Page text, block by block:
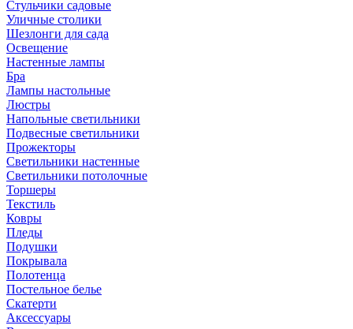
Стульчики садовые
Уличные столики
Шезлонги для сада
Освещение
Hастенные лампы
Бра
Лампы настольные
Люстры
Напольные светильники
Подвесные светильники
Прожекторы
Светильники настенные
Светильники потолочные
Торшеры
Текстиль
Ковры
Пледы
Подушки
Покрывала
Полотенца
Постельное белье
Скатерти
Аксессуары